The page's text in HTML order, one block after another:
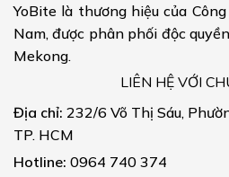
YoBite là thương hiệu của
Nam, được phân phối độc
Mekong.
LIÊN HỆ VỚI
Địa chỉ: 232/6 Võ Thị Sáu,
TP. HCM
Hotline: 0964 740 374